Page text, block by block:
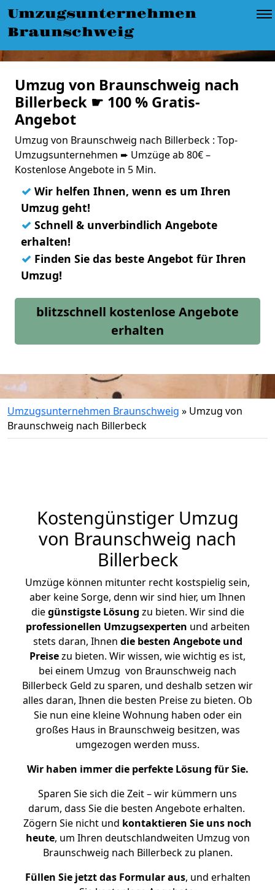
Umzugsunternehmen
Braunschweig
Umzug von Braunschweig nach
Billerbeck ☛ 100 % Gratis-
Angebot
Umzug von Braunschweig nach Billerbeck : Top-
Umzugsunternehmen ➨ Umzüge ab 80€ –
Kostenlose Angebote in 5 Min.
✓ Wir helfen Ihnen, wenn es um Ihren
Umzug geht!
✓ Schnell & unverbindlich Angebote
erhalten!
✓ Finden Sie das beste Angebot für Ihren
Umzug!
blitzschnell kostenlose Angebote
erhalten
Umzugsunternehmen Braunschweig » Umzug von
Braunschweig nach Billerbeck
Kostengünstiger Umzug
von Braunschweig nach
Billerbeck
Umzüge können mitunter recht kostspielig sein,
aber keine Sorge, denn wir sind hier, um Ihnen
diegünstigste Lösung zu bieten. Wir sind die
professionellen Umzugsexperten und arbeiten
stets daran, Ihnen die besten Angebote und
Preisezu bieten. Wir wissen, wie wichtig es ist,
bei einem Umzug von Braunschweig nach
Billerbeck Geld zu sparen, und deshalb setzen wir
alles daran, Ihnen die besten Preise zu bieten. Ob
Sie nun eine kleine Wohnung haben oder ein
großes Haus in Braunschweig besitzen, was
umgezogen werden muss.
Wir haben immer die perfekte Lösung für Sie.
Sparen Sie sich die Zeit – wir kümmern uns
darum, dass Sie die besten Angebote erhalten.
Zögern Sie nicht und kontaktieren Sie uns noch
heute, um Ihren deutschlandweiten Umzug von
Braunschweig nach Billerbeck zu planen.
Füllen Sie jetzt das Formular aus, und erhalten